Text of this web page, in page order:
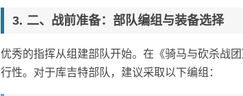
二、战前准备：部队编组与装备选择
优秀的指挥从组建部队开始。在《骑马与砍杀战
行性。对于库吉特部队，建议采取以下编组：